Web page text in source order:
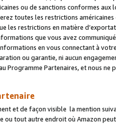
ou de sanctions conformes
toutes les restrictions
les restrictions en matière
que vous avez
en vous connectant à
ou garantie, ni aucun
Programme Partenaires, et nous
et de façon visible la mention
ou tout autre endroit où Amazon